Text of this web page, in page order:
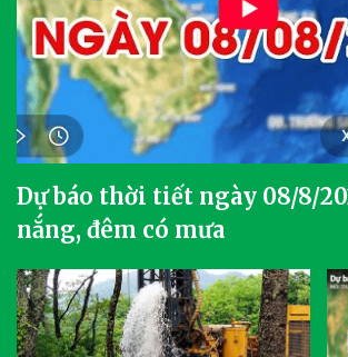
Dự báo thời tiết ngày 08/8/
nắng, đêm có mưa